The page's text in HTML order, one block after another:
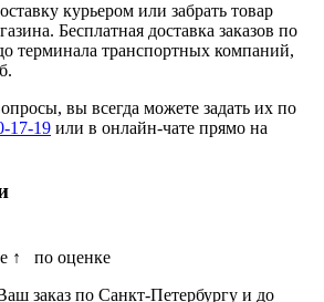
курьером или забрать товар
Бесплатная доставка заказов по
терминала транспортных компаний,
вы всегда можете задать их по
17-19 или в онлайн-чате прямо на
↑
по оценке
заказ по Санкт-Петербургу и до